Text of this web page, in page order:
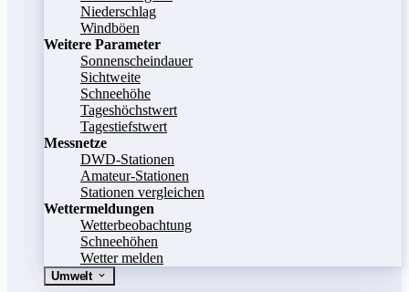
Niederschlag
Windböen
Weitere Parameter
Sonnenscheindauer
Sichtweite
Schneehöhe
Tageshöchstwert
Tagestiefstwert
Messnetze
DWD-Stationen
Amateur-Stationen
Stationen vergleichen
Wettermeldungen
Wetterbeobachtung
Schneehöhen
Wetter melden
Umwelt